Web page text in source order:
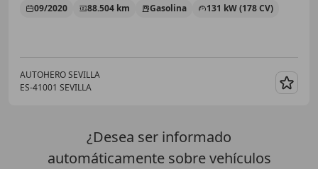
09/2020 88.504 km Gasolina 131 kW (178 CV)
AUTOHERO SEVILLA
ES-41001 SEVILLA
¿Desea ser informado
automáticamente sobre vehículos